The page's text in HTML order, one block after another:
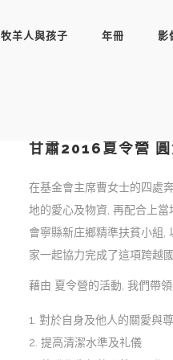
牧羊人與孩子 年冊 影
甘肅2016夏令營 圓
在基金會主席曹女士的四處
地的愛心及物資, 再配合上
會寧縣新庄鄉精準扶貧小組,
家一起協力完成了這項跨越
藉由 夏令營的活動, 我們帶
對於自身及他人的關愛與
提高清潔水準及礼儀